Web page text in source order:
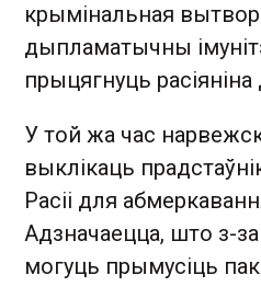
крымінальная
дыпламатычны
прыцягнуць расіяніна
У той жа час
выклікаць
Расіі для
Адзначаецца, што з-
могуць прымусіць